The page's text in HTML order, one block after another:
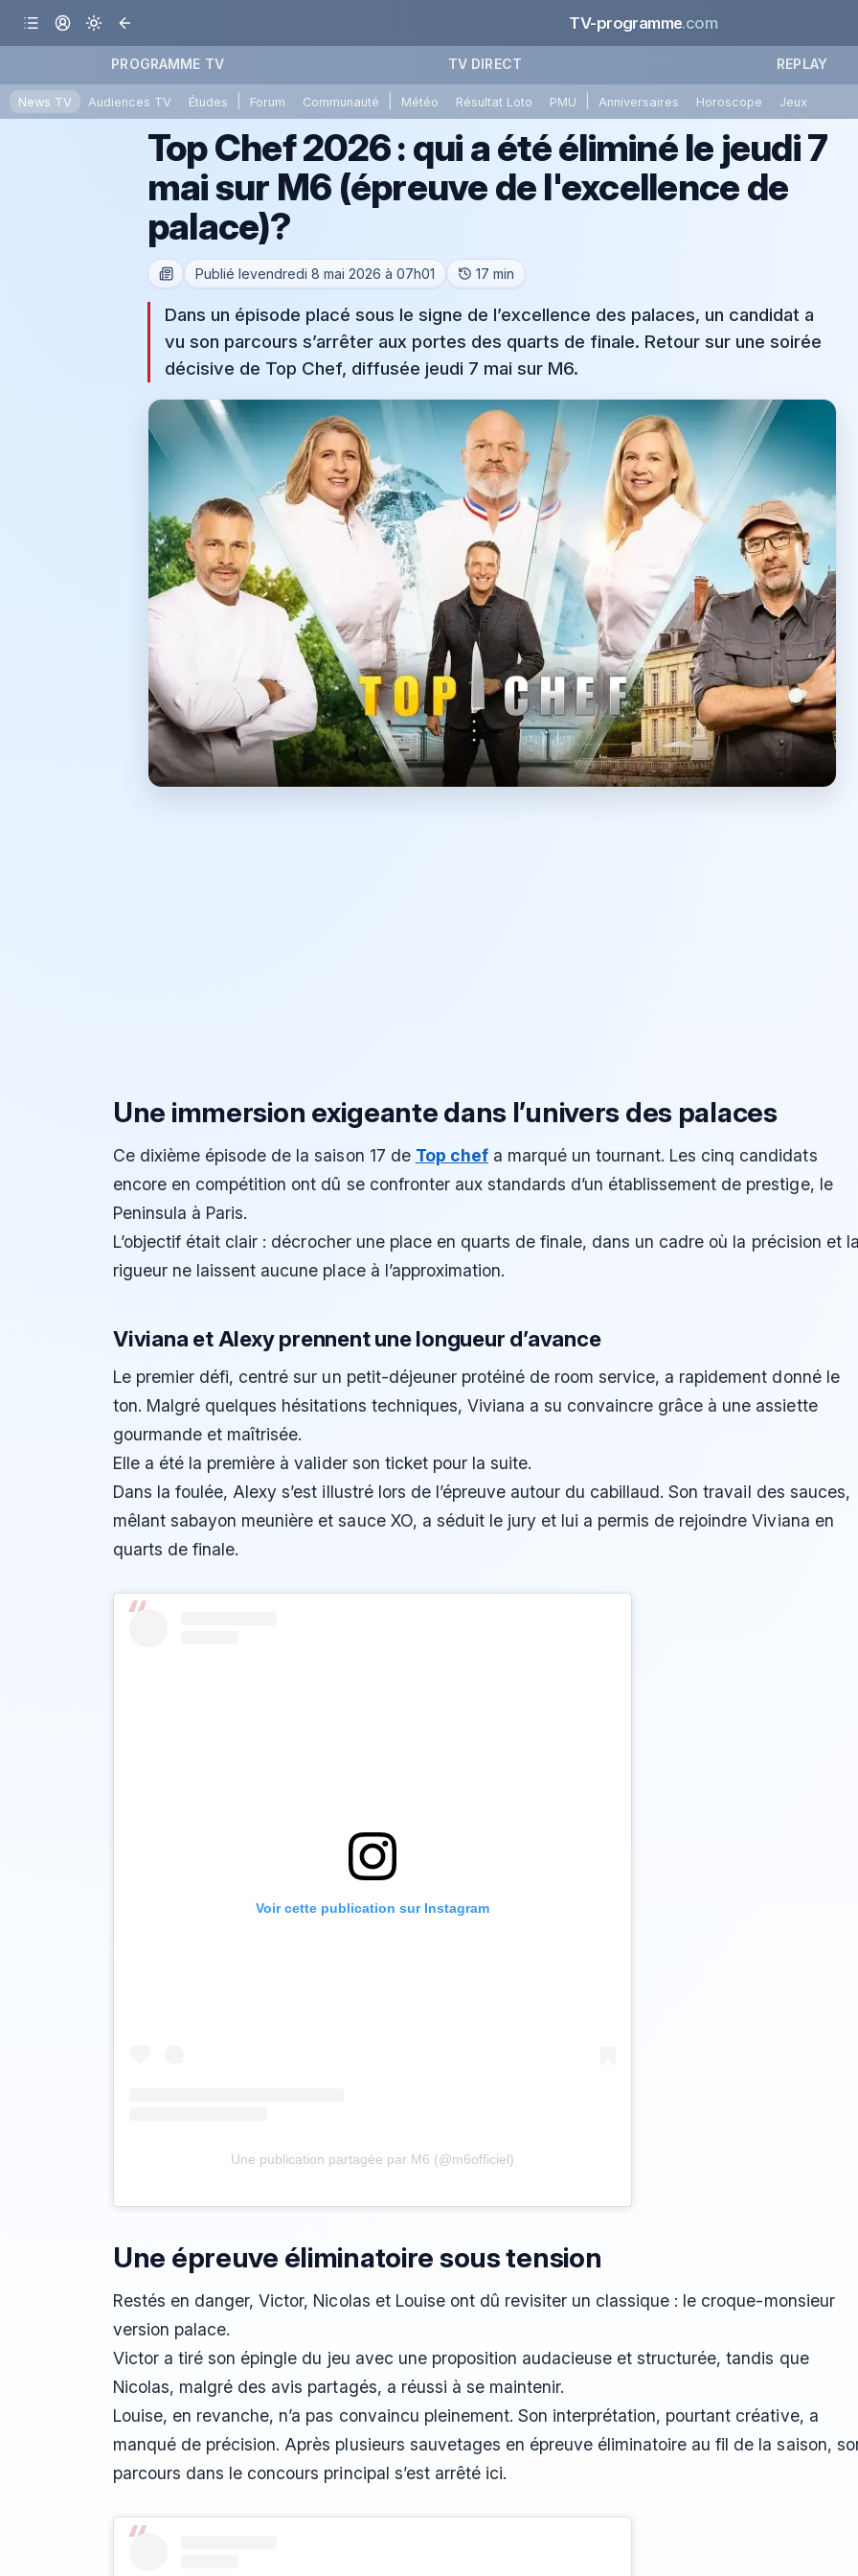
TV-programme.com
PROGRAMME TV TV DIRECT REPLAY
News TV Audiences TV Études Forum Communauté Météo Résultat Loto PMU Anniversaires Horoscope Jeux
Top Chef 2026 : qui a été éliminé le jeudi 7
mai sur M6 (épreuve de l'excellence de
palace)?
Publié levendredi 8 mai 2026 à 07h01 17 min
Dans un épisode placé sous le signe de l’excellence des palaces, un candidat a
vu son parcours s’arrêter aux portes des quarts de finale. Retour sur une soirée
décisive de Top Chef, diffusée jeudi 7 mai sur M6.
Une immersion exigeante dans l’univers des palaces
Ce dixième épisode de la saison 17 de Top chefa marqué un tournant. Les cinq candidats
encore en compétition ont dû se confronter aux standards d’un établissement de prestige, le
Peninsula à Paris.
L’objectif était clair : décrocher une place en quarts de finale, dans un cadre où la précision et
rigueur ne laissent aucune place à l’approximation.
Viviana et Alexy prennent une longueur d’avance
Le premier défi, centré sur un petit-déjeuner protéiné de room service, a rapidement donné le
ton. Malgré quelques hésitations techniques, Viviana a su convaincre grâce à une assiette
gourmande et maîtrisée.
Elle a été la première à valider son ticket pour la suite.
Dans la foulée, Alexy s’est illustré lors de l’épreuve autour du cabillaud. Son travail des sauces,
mêlant sabayon meunière et sauce XO, a séduit le jury et lui a permis de rejoindre Viviana en
quarts de finale.
Voir cette publication sur Instagram
Une publication partagée par M6 (@m6officiel)
Une épreuve éliminatoire sous tension
Restés en danger, Victor, Nicolas et Louise ont dû revisiter un classique : le croque-monsieur
version palace.
Victor a tiré son épingle du jeu avec une proposition audacieuse et structurée, tandis que
Nicolas, malgré des avis partagés, a réussi à se maintenir.
Louise, en revanche, n’a pas convaincu pleinement. Son interprétation, pourtant créative, a
manqué de précision. Après plusieurs sauvetages en épreuve éliminatoire au fil de la saison,
parcours dans le concours principal s’est arrêté ici.